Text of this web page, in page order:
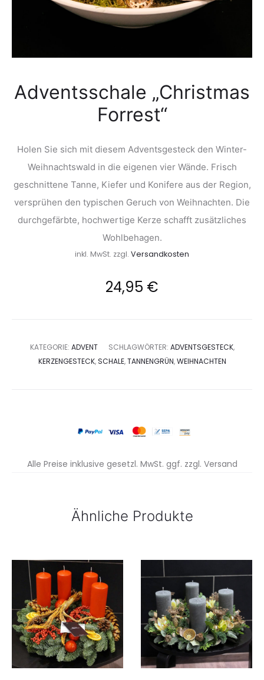
Adventsschale „Christmas
Forrest“
Holen Sie sich mit diesem Adventsgesteck den Winter-
Weihnachtswald in die eigenen vier Wände. Frisch
geschnittene Tanne, Kiefer und Konifere aus der Region,
versprühen den typischen Geruch von Weihnachten. Die
durchgefärbte, hochwertige Kerze schafft zusätzliches
Wohlbehagen.
inkl. MwSt. zzgl. Versandkosten
24,95 €
KATEGORIE: ADVENT SCHLAGWÖRTER: ADVENTSGESTECK,
KERZENGESTECK,SCHALE,TANNENGRÜN,WEIHNACHTEN
Alle Preise inklusive gesetzl. MwSt. ggf. zzgl. Versand
Ähnliche Produkte